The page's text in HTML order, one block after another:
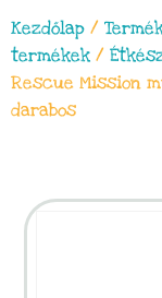
Kezdőlap /
termékek /
Rescue Mission
darabos